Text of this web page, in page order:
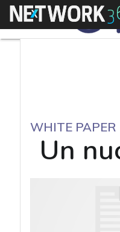
Menu
WHITE PAPER
Un